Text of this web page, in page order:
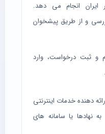
ایران انجام می دهد.
و از طریق پیشخوان
و ثبت درخواست، وارد
دهنده خدمات اینترنتی
نهادها یا سامانه های